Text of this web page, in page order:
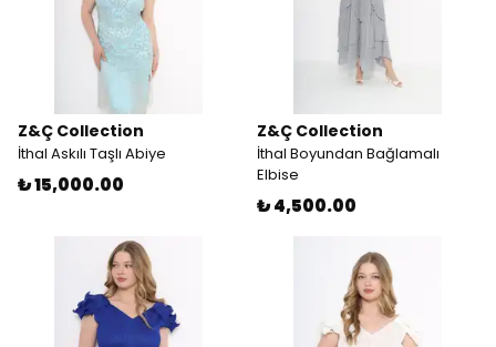
Z&Ç Collection
İthal Askılı Taşlı Abiye
₺ 15,000.00
Z&Ç Collection
İthal Boyundan Bağlamalı
Elbise
₺ 4,500.00